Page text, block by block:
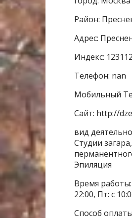
Район:
Адрес:
Индекс:
Телефон: nan
Мобильный
Сайт: http://
вид
Студии
Эпиляция
Время работы:
22:00, Пт: с
Способ